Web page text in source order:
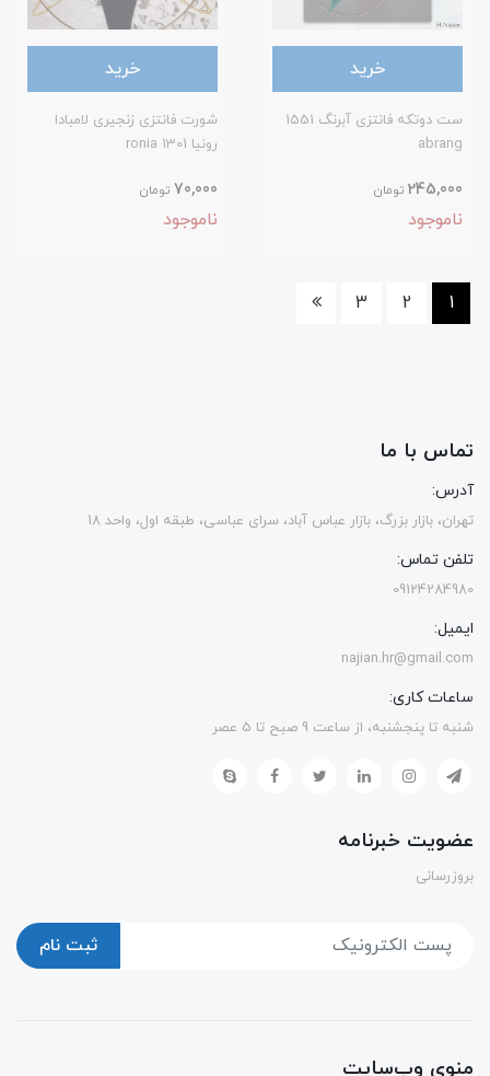
خرید
ست دوتکه فانتزی آبرنگ 1551
abrang
245,000 تومان
ناموجود
خرید
شورت فانتزی زنجیری لامبادا
رونیا 1301 ronia
70,000 تومان
ناموجود
1
2
3
تماس با ما
آدرس:
تهران، بازار بزرگ، بازار عباس آباد، سرای عباسی، طبقه اول، واحد 18
تلفن تماس:
09124284980
ایمیل:
najian.hr@gmail.com
ساعات کاری:
شنبه تا پنجشنبه، از ساعت 9 صبح تا 5 عصر
عضویت خبرنامه
بروزرسانی
ثبت نام
منوی وب‌سایت